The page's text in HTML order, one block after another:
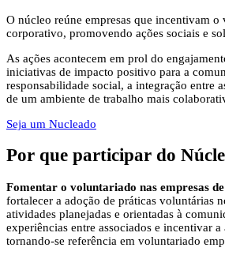
O núcleo reúne empresas que incentivam o
corporativo, promovendo ações sociais e
As ações acontecem em prol do
iniciativas de impacto positivo para a
responsabilidade social, a integração entre
de um ambiente de trabalho mais
Seja um Nucleado
Por que participar do
Fomentar o voluntariado nas empresas
fortalecer a adoção de práticas voluntárias
atividades planejadas e orientadas à
experiências entre associados e incentivar
tornando-se referência em voluntariado